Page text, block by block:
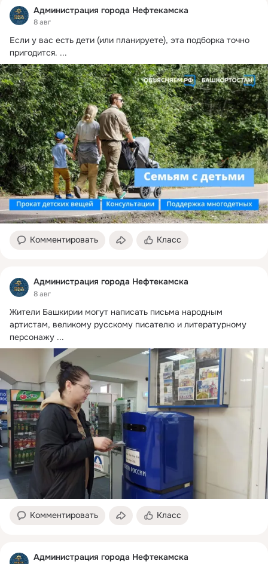
Администрация города Нефтекамска
8 авг
Если у вас есть дети (или планируете), эта подборка точно
пригодится. ...
Комментировать Класс
Администрация города Нефтекамска
8 авг
Жители Башкирии могут написать письма народным
артистам, великому русскому писателю и литературному
персонажу ...
Комментировать Класс
Администрация города Нефтекамска